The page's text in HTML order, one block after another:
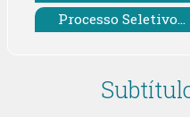
Processo Seletivo...